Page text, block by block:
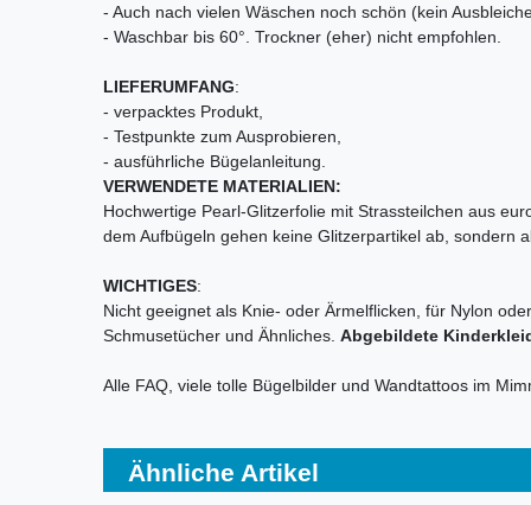
- Auch nach vielen Wäschen noch schön (kein
- Waschbar bis 60°. Trockner (eher) nicht empfohlen.
LIEFERUMFANG:
- verpacktes Produkt,
- Testpunkte zum Ausprobieren,
- ausführliche Bügelanleitung.
VERWENDETE MATERIALIEN:
Hochwertige Pearl-Glitzerfolie mit Strassteilchen aus
dem Aufbügeln gehen keine Glitzerpartikel ab, sondern
WICHTIGES:
Nicht geeignet als Knie- oder Ärmelflicken, für Nylon
Schmusetücher und Ähnliches. Abgebildete
Alle FAQ, viele tolle Bügelbilder und Wandtattoos im
Ähnliche Artikel